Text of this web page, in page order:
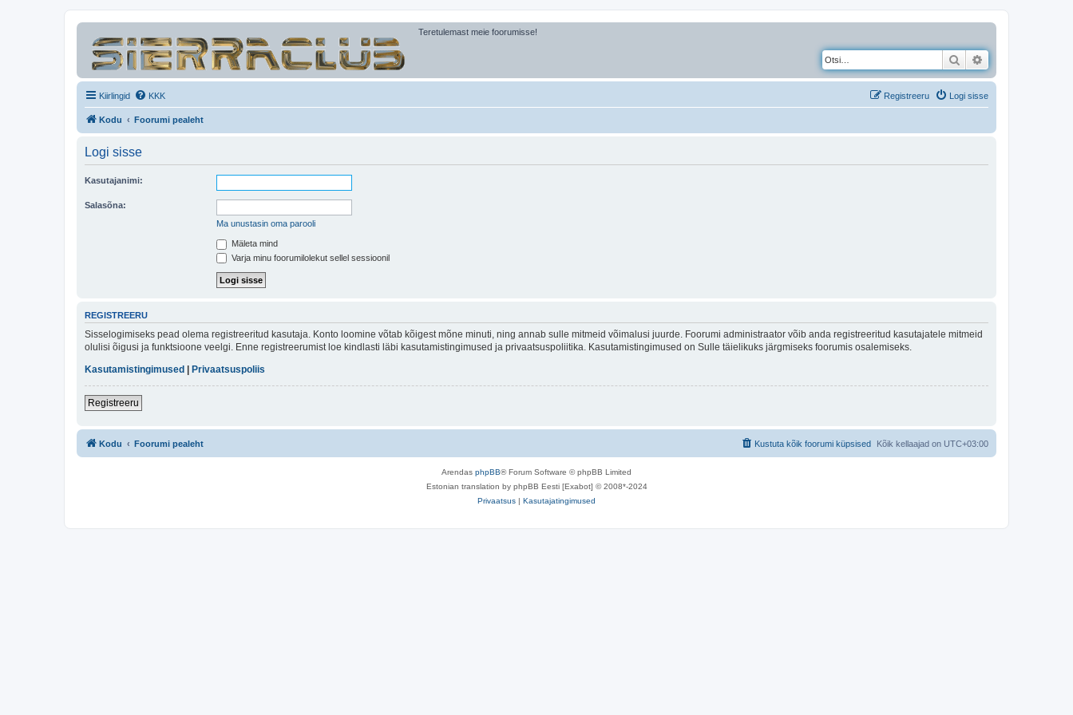
Teretulemast meie foorumisse!
Otsi
Kiirlingid KKK Logi sisse
Registreeru
Kodu Foorumi pealeht
Logi sisse
Kasutajanimi:
Salasõna:
Ma unustasin oma parooli
Mäleta mind
Varja minu foorumilolekut sellel sessioonil
REGISTREERU
Sisselogimiseks pead olema registreeritud kasutaja. Konto loomine võtab kõigest mõne minuti, ning annab sulle mitmeid võimalusi juurde. Foorumi administraator võib anda registreeritud kasutajatele mitmeid
olulisi õigusi ja funktsioone veelgi. Enne registreerumist loe kindlasti läbi kasutamistingimused ja privaatsuspoliitika. Kasutamistingimused on Sulle täielikuks järgmiseks foorumis osalemiseks.
Kasutamistingimused | Privaatsuspoliis
Registreeru
Kodu Foorumi pealeht Kõik kellaajad on UTC+03:00
Kustuta kõik foorumi küpsised
Arendas phpBB® Forum Software © phpBB Limited
Estonian translation by phpBB Eesti [Exabot] © 2008*-2024
Privaatsus | Kasutajatingimused